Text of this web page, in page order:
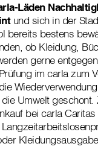
Läden
und sich in der
bereits bestens
ob Kleidung,
gerne
im carla zum
Umwelt geschont.
bei carla